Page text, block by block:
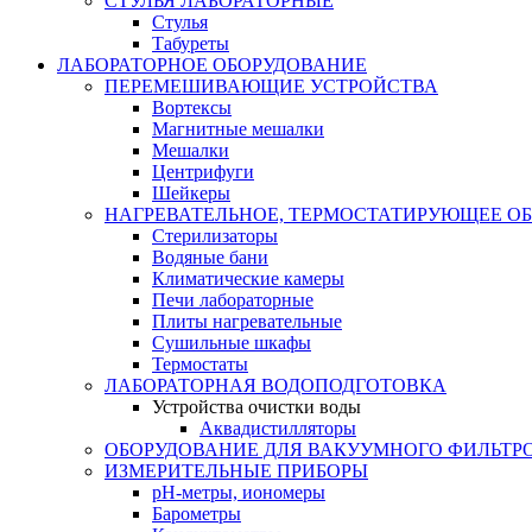
Стулья
Табуреты
ЛАБОРАТОРНОЕ ОБОРУДОВАНИЕ
ПЕРЕМЕШИВАЮЩИЕ УСТРОЙСТВА
Вортексы
Магнитные мешалки
Мешалки
Центрифуги
Шейкеры
НАГРЕВАТЕЛЬНОЕ, ТЕРМОСТАТИРУЮЩЕЕ
Стерилизаторы
Водяные бани
Климатические камеры
Печи лабораторные
Плиты нагревательные
Сушильные шкафы
Термостаты
ЛАБОРАТОРНАЯ ВОДОПОДГОТОВКА
Устройства очистки воды
Аквадистилляторы
ОБОРУДОВАНИЕ ДЛЯ ВАКУУМНОГО
ИЗМЕРИТЕЛЬНЫЕ ПРИБОРЫ
pH-метры, иономеры
Барометры